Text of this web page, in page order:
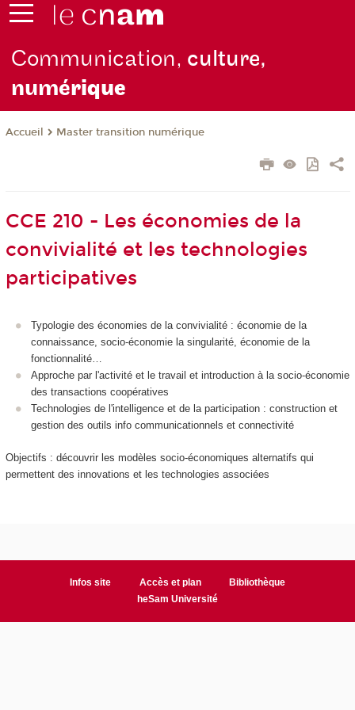
Communication, culture,
numérique
Accueil Master transition numérique
CCE 210 - Les économies de la
convivialité et les technologies
participatives
Typologie des économies de la convivialité : économie de la
connaissance, socio-économie la singularité, économie de la
fonctionnalité…
Approche par l'activité et le travail et introduction à la socio-économie
des transactions coopératives
Technologies de l'intelligence et de la participation : construction et
gestion des outils info communicationnels et connectivité
Objectifs : découvrir les modèles socio-économiques alternatifs qui
permettent des innovations et les technologies associées
Infos site Accès et plan
Bibliothèque
heSam Université